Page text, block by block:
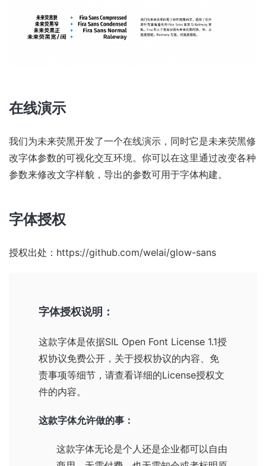
在线演示
我们为未来荧黑开发了一个在线演示 ，同时它是未来荧黑修
改字体参数的可视化交互环境。你可以在这里通过改变各种
参数来修改文字样貌，导出的参数可用于字体构建。
字体授权
授权出处： https://github.com/welai/glow-sans
字体授权说明：
这款字体是依据SIL Open Font License 1.1授
权协议免费公开，关于授权协议的内容、免
责事项等细节，请查看详细的License授权文
件的内容。
这款字体允许做的事：
这款字体无论是个人还是企业都可以自由